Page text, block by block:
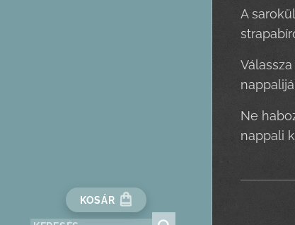
KOSÁR
A
Ne
nappali